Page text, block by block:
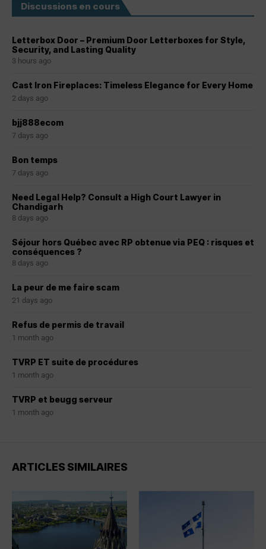
Discussions en cours
Letterbox Door – Premium Door Letterboxes for Style,
Security, and Lasting Quality
3 hours ago
Cast Iron Fireplaces: Timeless Elegance for Every Home
2 days ago
bjj888ecom
7 days ago
Bon temps
7 days ago
Need Legal Help? Consult a High Court Lawyer in
Chandigarh
8 days ago
Séjour hors Québec avec RP obtenue via PEQ : risques et
conséquences ?
8 days ago
La peur de me faire scam
21 days ago
Refus de permis de travail
1 month ago
TVRP ET suite de procédures
1 month ago
TVRP et beugg serveur
1 month ago
ARTICLES SIMILAIRES